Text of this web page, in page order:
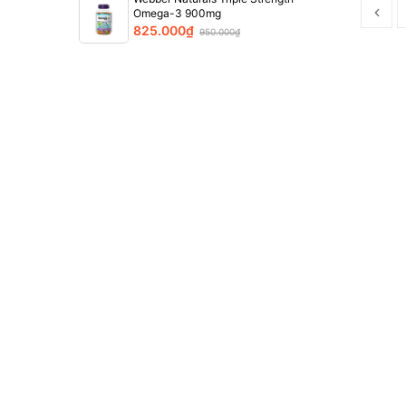
Omega-3 900mg
825.000₫ 950.000₫